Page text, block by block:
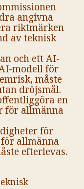
angivna
riktmärken
av teknisk
och ett AI-
modell för
måste
dröjsmål.
en
för allmänna
för
allmänna
efterlevas.